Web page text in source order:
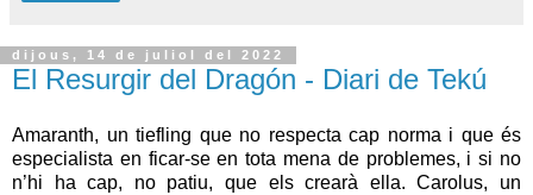
dijous, 14 de juliol del 2022
El Resurgir del Dragón - Diari de Tekú
Amaranth, un tiefling que no respecta cap norma i que és
especialista en ficar-se en tota mena de problemes, i si no
n’hi ha cap, no patiu, que els crearà ella. Carolus, un